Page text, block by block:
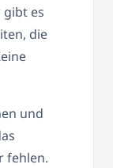
gibt es
die
und
fehlen.